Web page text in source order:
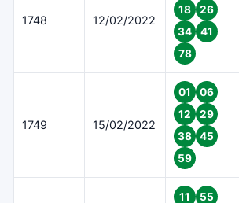
1748 12/02/2022
18
26
34
41
78
1749 15/02/2022
01
06
12
29
38
45
59
11 55